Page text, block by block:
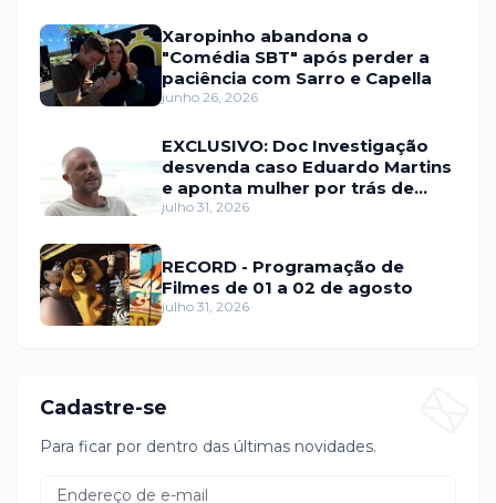
Xaropinho abandona o
"Comédia SBT" após perder a
paciência com Sarro e Capella
junho 26, 2026
EXCLUSIVO: Doc Investigação
desvenda caso Eduardo Martins
e aponta mulher por trás de
fraude internacional
julho 31, 2026
RECORD - Programação de
Filmes de 01 a 02 de agosto
julho 31, 2026
Cadastre-se
Para ficar por dentro das últimas novidades.